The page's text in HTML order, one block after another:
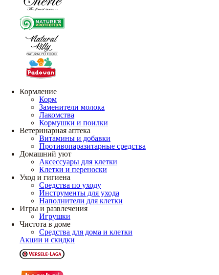
Кормление
Корм
Заменители молока
Лакомства
Кормушки и поилки
Ветеринарная аптека
Витамины и добавки
Противопаразитарные средства
Домашний уют
Аксессуары для клетки
Клетки и переноски
Уход и гигиена
Средства по уходу
Инструменты для ухода
Наполнители для клетки
Игры и развлечения
Игрушки
Чистота в доме
Средства для дома и клетки
Акции и скидки